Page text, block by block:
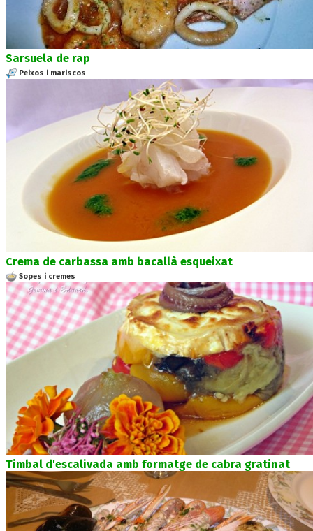
Sarsuela de rap
Peixos i mariscos
Crema de carbassa amb bacallà esqueixat
Sopes i cremes
Timbal d'escalivada amb formatge de cabra gratinat